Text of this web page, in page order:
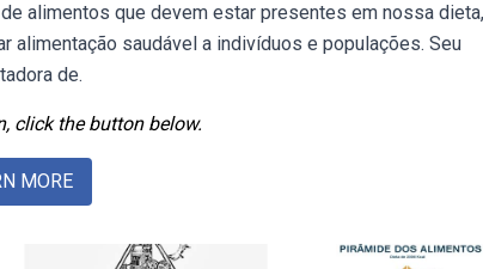
alimentos que devem estar presentes em nossa dieta,
alimentação saudável a indivíduos e populações. Seu
de.
click the button below.
MORE